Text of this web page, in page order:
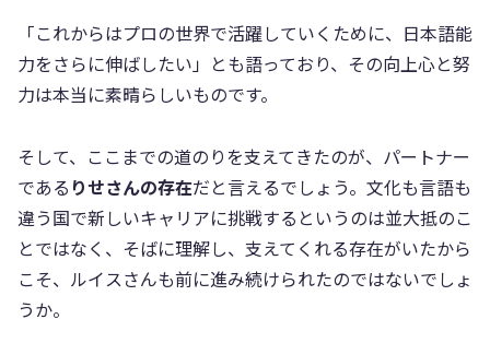
「これからはプロの世界で活躍していくために、日本語能
力をさらに伸ばしたい」とも語っており、その向上心と努
力は本当に素晴らしいものです。
そして、ここまでの道のりを支えてきたのが、パートナー
である りせさんの存在だと言えるでしょう。文化も言語も
違う国で新しいキャリアに挑戦するというのは並大抵のこ
とではなく、そばに理解し、支えてくれる存在がいたから
こそ、ルイスさんも前に進み続けられたのではないでしょ
うか。